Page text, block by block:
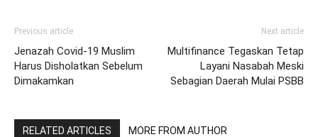
Previous article
Jenazah Covid-19 Muslim
Harus Disholatkan Sebelum
Dimakamkan
Next article
Multifinance Tegaskan Tetap
Layani Nasabah Meski
Sebagian Daerah Mulai PSBB
RELATED ARTICLES MORE FROM AUTHOR